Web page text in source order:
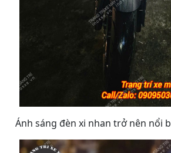
Ánh sáng đèn xi nhan trở nên nổi